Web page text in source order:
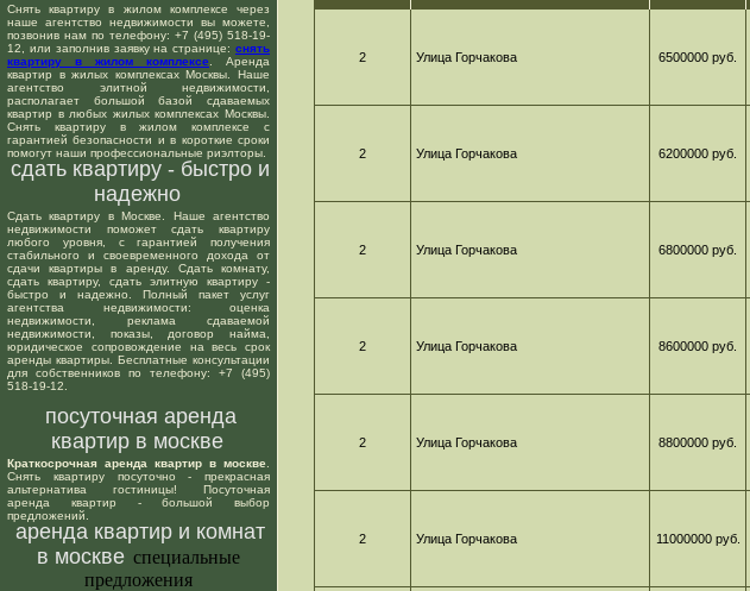
Снять квартиру в жилом комплексе через
наше агентство недвижимости вы можете,
позвонив нам по телефону: +7 (495) 518-19-
12, или заполнив заявку на странице: снять
квартиру в жилом комплексе . Аренда
квартир в жилых комплексах Москвы. Наше
агентство элитной недвижимости,
располагает большой базой сдаваемых
квартир в любых жилых комплексах Москвы.
Снять квартиру в жилом комплексе с
гарантией безопасности и в короткие сроки
помогут наши профессиональные риэлторы.
сдать квартиру - быстро и
надежно
Сдать квартиру в Москве. Наше агентство
недвижимости поможет сдать квартиру
любого уровня, с гарантией получения
стабильного и своевременного дохода от
сдачи квартиры в аренду. Сдать комнату,
сдать квартиру, сдать элитную квартиру -
быстро и надежно. Полный пакет услуг
агентства недвижимости: оценка
недвижимости, реклама сдаваемой
недвижимости, показы, договор найма,
юридическое сопровождение на весь срок
аренды квартиры. Бесплатные консультации
для собственников по телефону: +7 (495)
518-19-12.
посуточная аренда
квартир в москве
Краткосрочная аренда квартир в москве
Снять квартиру посуточно - прекрасная
альтернатива гостиницы! Посуточная
аренда квартир - большой выбор
предложений.
аренда квартир и комнат
в москве специальные
предложения
2 Улица Горчакова 6500000 руб.
2 Улица Горчакова 6200000 руб.
2 Улица Горчакова 6800000 руб.
2 Улица Горчакова 8600000 руб.
2 Улица Горчакова 8800000 руб.
2 Улица Горчакова 11000000 руб.